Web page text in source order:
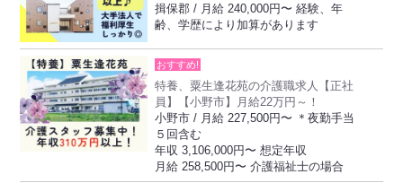
揖保郡 / 月給 240,000円〜 経験、年
齢、学歴により加算があります
おすすめ!
特養、粟生逢花苑の介護職求人【正社
員】【小野市】月給22万円～！
小野市 / 月給 227,500円〜 ＊夜勤手当
５回含む
年収 3,106,000円〜 想定年収
月給 258,500円〜 介護福祉士の場合